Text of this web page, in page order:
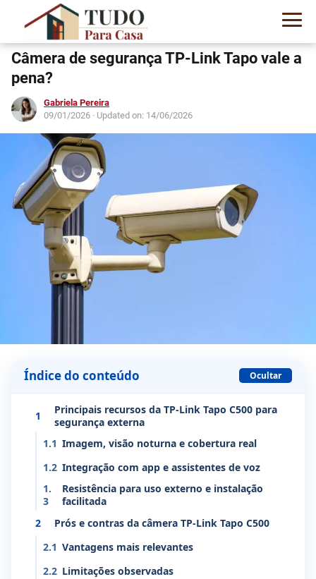
Câmera de segurança TP-Link Tapo vale a
pena?
Gabriela Pereira
09/01/2026 · Updated on: 14/06/2026
Índice do conteúdo Ocultar
1
Principais recursos da TP-Link Tapo C500 para
segurança externa
1.1 Imagem, visão noturna e cobertura real
1.2 Integração com app e assistentes de voz
1.
3
Resistência para uso externo e instalação
facilitada
2
Prós e contras da câmera TP-Link Tapo C500
2.1 Vantagens mais relevantes
2.2 Limitações observadas